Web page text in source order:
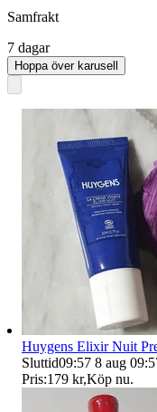
Samfrakt
7 dagar
Hoppa över karusell
Huygens Elixir Nuit
Sluttid09:57 8 aug
Pris:179 kr,Köp nu.